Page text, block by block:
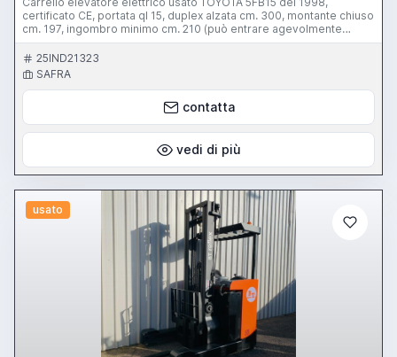
certificato CE, portata ql 15, duplex alzata cm. 300, montante chiuso
cm. 197, ingombro minimo cm. 210 (può entrare agevolmente
dentro container e camion), traslatore, fanaleria, cicalino, batteria
buona, caricabatteria 380 volt, larghezza cm. 105, lunghezza cm.
200, peso 30 ql, forche cm. 110 + altre forche cm. 180. Ottime
condizioni, disponibile video via wa, non ha bisogno di interventi,
vendo per cessazione attività, prezzo iva esclusa
25IND21323
SAFRA
contatta
vedi di più
usato